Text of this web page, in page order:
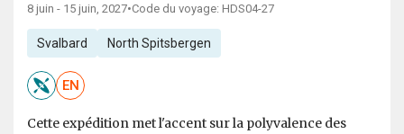
8 juin - 15 juin, 2027•Code du voyage: HDS04-27
Svalbard North Spitsbergen
EN
Cette expédition met l'accent sur la polyvalence des